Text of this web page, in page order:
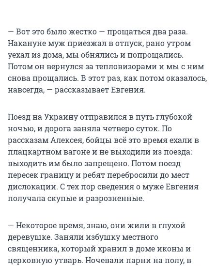
— Вот это было жестко — прощаться два раза.
Накануне муж приезжал в отпуск, рано утром
уехал из дома, мы обнялись и попрощались.
Потом он вернулся за тепловизорами и мы с ним
снова прощались. В этот раз, как потом оказалось,
навсегда, — рассказывает Евгения.
Поезд на Украину отправился в путь глубокой
ночью, и дорога заняла четверо суток. По
рассказам Алексея, бойцы всё это время ехали в
плацкартном вагоне и не выходили из поезда:
выходить им было запрещено. Потом поезд
пересек границу и ребят перебросили до мест
дислокации. С тех пор сведения о муже Евгения
получала скупые и разрозненные.
— Некоторое время, знаю, они жили в глухой
деревушке. Заняли избушку местного
священника, который хранил в доме иконы и
церковную утварь. Ночевали парни на полу, в